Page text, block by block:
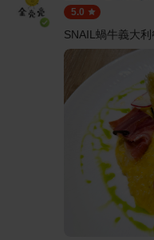
5.0
SNAIL蝸牛義大